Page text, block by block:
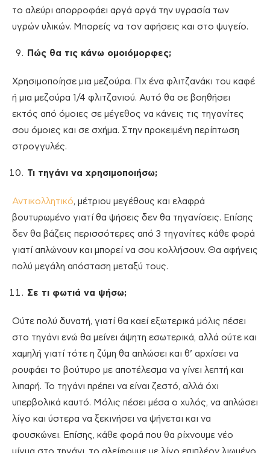
το αλεύρι απορροφάει αργά αργά την υγρασία των
υγρών υλικών. Μπορείς να τον αφήσεις και στο ψυγείο.
Πώς θα τις κάνω ομοιόμορφες;
Χρησιμοποίησε μια μεζούρα. Πχ ένα φλιτζανάκι του καφέ
ή μια μεζούρα 1/4 φλιτζανιού. Αυτό θα σε βοηθήσει
εκτός από όμοιες σε μέγεθος να κάνεις τις τηγανίτες
σου όμοιες και σε σχήμα. Στην προκειμένη περίπτωση
στρογγυλές.
Τι τηγάνι να χρησιμοποιήσω;
Αντικολλητικό, μέτριου μεγέθους και ελαφρά
βουτυρωμένο γιατί θα ψήσεις δεν θα τηγανίσεις. Επίσης
δεν θα βάζεις περισσότερες από 3 τηγανίτες κάθε φορά
γιατί απλώνουν και μπορεί να σου κολλήσουν. Θα αφήνεις
πολύ μεγάλη απόσταση μεταξύ τους.
Σε τι φωτιά να ψήσω;
Ούτε πολύ δυνατή, γιατί θα καεί εξωτερικά μόλις πέσει
στο τηγάνι ενώ θα μείνει άψητη εσωτερικά, αλλά ούτε και
χαμηλή γιατί τότε η ζύμη θα απλώσει και θ’ αρχίσει να
ρουφάει το βούτυρο με αποτέλεσμα να γίνει λεπτή και
λιπαρή. Το τηγάνι πρέπει να είναι ζεστό, αλλά όχι
υπερβολικά καυτό. Μόλις πέσει μέσα ο χυλός, να απλώσει
λίγο και ύστερα να ξεκινήσει να ψήνεται και να
φουσκώνει. Επίσης, κάθε φορά που θα ρίχνουμε νέο